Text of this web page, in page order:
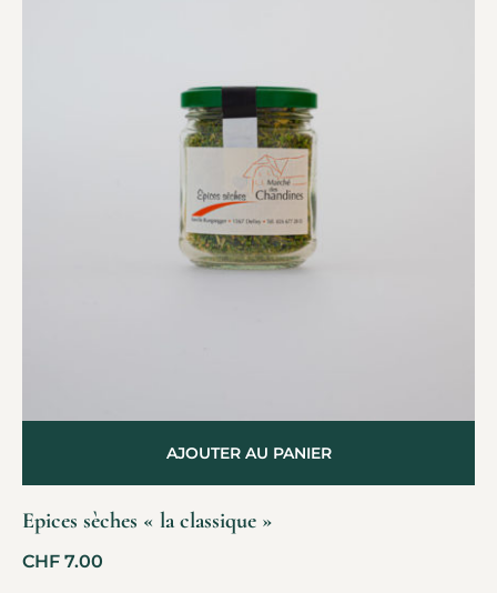
Epices sèches « la classique »
CHF 7.00
AJOUTER AU PANIER